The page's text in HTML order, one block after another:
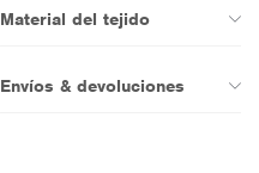
Material del tejido
Envíos & devoluciones